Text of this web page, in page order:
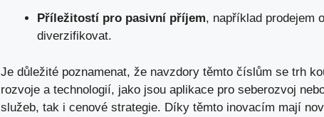
Příležitostí ⁢pro⁢ pasivní příjem, ​například prodejem
diverzifikovat.
Je⁤ důležité poznamenat, že⁢ navzdory ​těmto číslům se trh
rozvoje a technologií, jako ⁣jsou aplikace pro seberozvoj
služeb,‌ tak i ​cenové strategie. ‍Díky těmto ⁢inovacím mají